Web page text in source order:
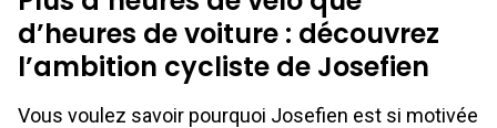
d’heures de voiture : découvrez
l’ambition cycliste de Josefien
Vous voulez savoir pourquoi Josefien est si motivée